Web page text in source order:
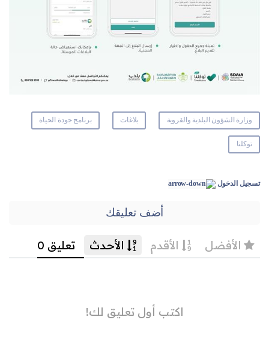
وزارة الشؤون البلدية والقروية بلاغات برنامج جودة الحياة
توكلنا
تسجيل الدخول
أضف تعليقك